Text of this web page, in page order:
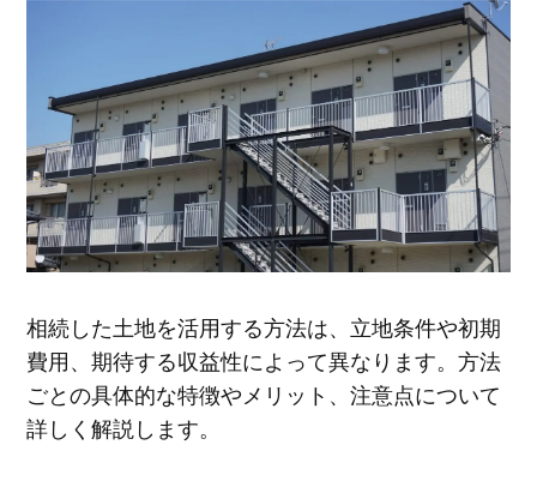
相続した土地を活用する方法は、立地条件や初期
費用、期待する収益性によって異なります。方法
ごとの具体的な特徴やメリット、注意点について
詳しく解説します。